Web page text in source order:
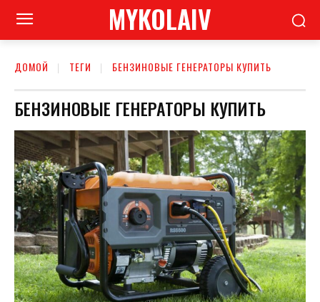
MYKOLAIV
ДОМОЙ ТЕГИ БЕНЗИНОВЫЕ ГЕНЕРАТОРЫ КУПИТЬ
БЕНЗИНОВЫЕ ГЕНЕРАТОРЫ КУПИТЬ